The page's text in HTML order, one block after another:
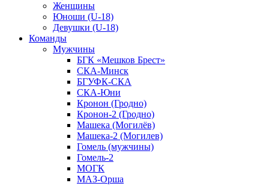
Женщины
Юноши (U-18)
Девушки (U-18)
Команды
Мужчины
БГК «Мешков Брест»
СКА-Минск
БГУФК-СКА
СКА-Юни
Кронон (Гродно)
Кронон-2 (Гродно)
Машека (Могилёв)
Машека-2 (Могилев)
Гомель (мужчины)
Гомель-2
МОГК
МАЗ-Орша